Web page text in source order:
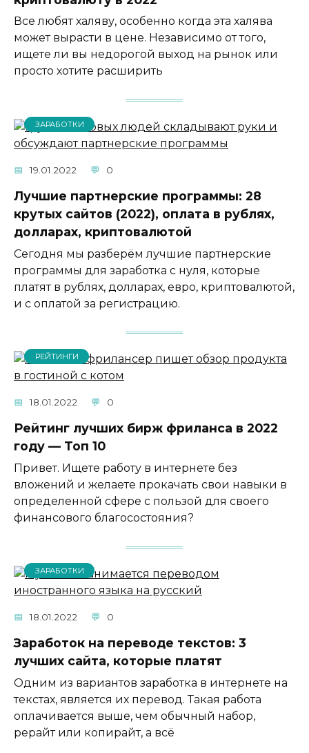
Все любят халяву, особенно когда эта халява
может вырасти в цене. Независимо от того,
ищете ли вы недорогой выход на рынок или
просто хотите расширить
ЗАРАБОТКИ
19.01.2022 0
Лучшие партнерские программы: 28
крутых сайтов (2022), оплата в рублях,
долларах, криптовалютой
Сегодня мы разберём лучшие партнерские
программы для заработка с нуля, которые
платят в рублях, долларах, евро, криптовалютой,
и с оплатой за регистрацию.
РЕЙТИНГИ
18.01.2022 0
Рейтинг лучших бирж фриланса в 2022
году — Топ 10
Привет. Ищете работу в интернете без
вложений и желаете прокачать свои навыки в
определенной сфере с пользой для своего
финансового благосостояния?
ЗАРАБОТКИ
18.01.2022 0
Заработок на переводе текстов: 3
лучших сайта, которые платят
Одним из вариантов заработка в интернете на
текстах, является их перевод. Такая работа
оплачивается выше, чем обычный набор,
рерайт или копирайт, а всё